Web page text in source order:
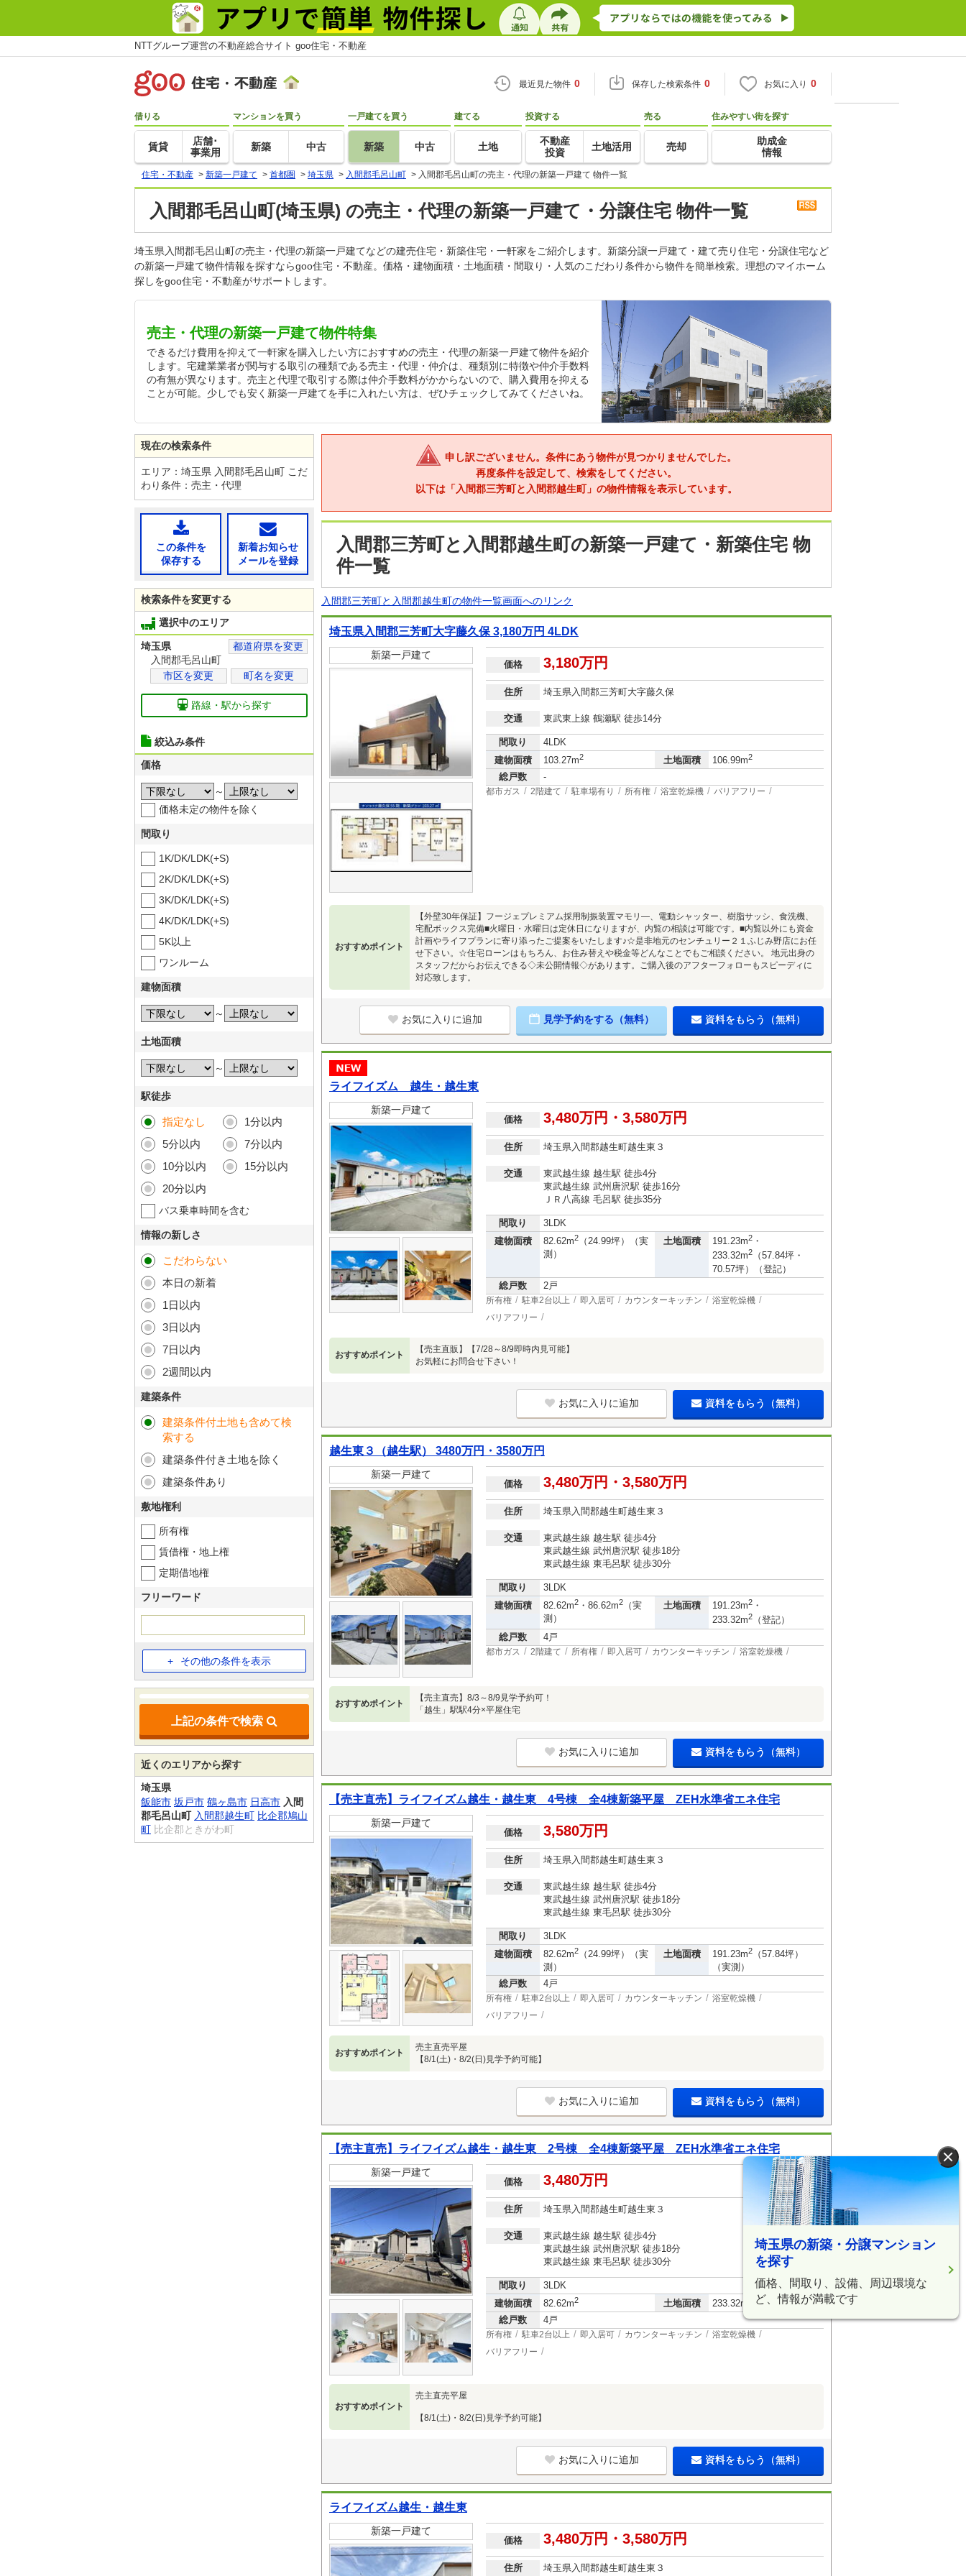
NTTグループ運営の不動産総合サイト goo住宅・不動産
最近見た物件 0 保存した検索条件 0 お気に入り 0
借りる
賃貸
店舗･
事業用
マンションを買う
新築 中古
一戸建てを買う
新築 中古
建てる
土地
投資する
不動産
投資
土地活用
売る
売却
住みやすい街を探す
助成金
情報
住宅・不動産 > 新築一戸建て > 首都圏 > 埼玉県 > 入間郡毛呂山町 > 入間郡毛呂山町の売主・代理の新築一戸建て 物件一覧
入間郡毛呂山町(埼玉県) の売主・代理の新築一戸建て・分譲住宅 物件一覧
埼玉県入間郡毛呂山町の売主・代理の新築一戸建てなどの建売住宅・新築住宅・一軒家をご紹介します。新築分譲一戸建て・建て売り住宅・分譲住宅など
の新築一戸建て物件情報を探すならgoo住宅・不動産。価格・建物面積・土地面積・間取り・人気のこだわり条件から物件を簡単検索。理想のマイホーム
探しをgoo住宅・不動産がサポートします。
売主・代理の新築一戸建て物件特集
できるだけ費用を抑えて一軒家を購入したい方におすすめの売主・代理の新築一戸建て物件を紹介
します。宅建業業者が関与する取引の種類である売主・代理・仲介は、種類別に特徴や仲介手数料
の有無が異なります。売主と代理で取引する際は仲介手数料がかからないので、購入費用を抑える
ことが可能。少しでも安く新築一戸建てを手に入れたい方は、ぜひチェックしてみてくださいね。
申し訳ございません。条件にあう物件が見つかりませんでした。
再度条件を設定して、検索をしてください。
以下は「入間郡三芳町と入間郡越生町」の物件情報を表示しています。
入間郡三芳町と入間郡越生町の新築一戸建て・新築住宅 物
件一覧
入間郡三芳町と入間郡越生町の物件一覧画面へのリンク
埼玉県入間郡三芳町大字藤久保 3,180万円 4LDK
新築一戸建て
価格 3,180万円
住所 埼玉県入間郡三芳町大字藤久保
交通 東武東上線 鶴瀬駅 徒歩14分
間取り
4LDK
建物面積
103.27m2 土地面積 106.99m2
総戸数 -
都市ガス 2階建て 駐車場有り 所有権 浴室乾燥機 バリアフリー
おすすめポイント
【外壁30年保証】フージェプレミアム採用制振装置マモリ―、電動シャッター、樹脂サッシ、食洗機、
宅配ボックス完備■火曜日・水曜日は定休日になりますが、内覧の相談は可能です。■内覧以外にも資金
計画やライフプランに寄り添ったご提案をいたします♪☆是非地元のセンチュリー２１ふじみ野店にお任
せ下さい。☆住宅ローンはもちろん、お住み替えや税金等どんなことでもご相談ください。 地元出身の
スタッフだからお伝えできる◇未公開情報◇があります。ご購入後のアフターフォローもスピーディに
対応致します。
お気に入りに追加 見学予約をする（無料） 資料をもらう（無料）
ライフイズム 越生・越生東
新築一戸建て
価格 3,480万円・3,580万円
住所 埼玉県入間郡越生町越生東３
交通
東武越生線 越生駅 徒歩4分
東武越生線 武州唐沢駅 徒歩16分
ＪＲ八高線 毛呂駅 徒歩35分
間取り
3LDK
建物面積
82.62m2
（24.99坪）（実
測）
土地面積 191.23m2 ・
233.32m2
（57.84坪・
70.57坪）（登記）
総戸数
2戸
所有権 駐車2台以上 即入居可 カウンターキッチン
浴室乾燥機
バリアフリー
おすすめポイント
【売主直販】【7/28～8/9即時内見可能】
お気軽にお問合せ下さい！
お気に入りに追加 資料をもらう（無料）
越生東３（越生駅） 3480万円・3580万円
新築一戸建て
価格 3,480万円・3,580万円
住所 埼玉県入間郡越生町越生東３
交通
東武越生線 越生駅 徒歩4分
東武越生線 武州唐沢駅 徒歩18分
東武越生線 東毛呂駅 徒歩30分
間取り
3LDK
建物面積
82.62m2 ・86.62m2
（実
測）
土地面積 191.23m2 ・
233.32m2
（登記）
総戸数
4戸
都市ガス 2階建て 所有権 即入居可 カウンターキッチン 浴室乾燥機
おすすめポイント
【売主直売】8/3～8/9見学予約可！
「越生」駅駅4分×平屋住宅
お気に入りに追加 資料をもらう（無料）
【売主直売】ライフイズム越生・越生東 4号棟 全4棟新築平屋 ZEH水準省エネ住宅
新築一戸建て
価格 3,580万円
住所 埼玉県入間郡越生町越生東３
交通
東武越生線 越生駅 徒歩4分
東武越生線 武州唐沢駅 徒歩18分
東武越生線 東毛呂駅 徒歩30分
間取り
3LDK
建物面積
82.62m2
（24.99坪）（実
測）
土地面積 191.23m2
（57.84坪）
（実測）
総戸数
4戸
所有権 駐車2台以上 即入居可 カウンターキッチン
浴室乾燥機
バリアフリー
おすすめポイント
売主直売平屋
【8/1(土)・8/2(日)見学予約可能】
お気に入りに追加 資料をもらう（無料）
【売主直売】ライフイズム越生・越生東 2号棟 全4棟新築平屋 ZEH水準省エネ住宅
新築一戸建て
価格 3,480万円
住所 埼玉県入間郡越生町越生東３
交通
東武越生線 越生駅 徒歩4分
東武越生線 武州唐沢駅 徒歩18分
東武越生線 東毛呂駅 徒歩30分
間取り
3LDK
建物面積
82.62m2 土地面積 233.32m
総戸数 4戸
所有権 駐車2台以上 即入居可 カウンターキッチン
浴室乾燥機
バリアフリー
おすすめポイント
売主直売平屋
【8/1(土)・8/2(日)見学予約可能】
お気に入りに追加 資料をもらう（無料）
ライフイズム越生・越生東
新築一戸建て
価格 3,480万円・3,580万円
住所 埼玉県入間郡越生町越生東３
×
埼玉県の新築・分譲マンション
を探す
価格、間取り、設備、周辺環境な
ど、情報が満載です
現在の検索条件
エリア：埼玉県 入間郡毛呂山町 こだ
わり条件：売主・代理
この条件を
保存する
新着お知らせ
メールを登録
検索条件を変更する
選択中のエリア
埼玉県
都道府県を変更
入間郡毛呂山町
市区を変更
町名を変更
路線・駅から探す
絞込み条件
価格
～
価格未定の物件を除く
間取り
1K/DK/LDK(+S)
2K/DK/LDK(+S)
3K/DK/LDK(+S)
4K/DK/LDK(+S)
5K以上
ワンルーム
建物面積
～
土地面積
～
駅徒歩
指定なし
1分以内
5分以内
7分以内
10分以内
15分以内
20分以内
バス乗車時間を含む
情報の新しさ
こだわらない
本日の新着
1日以内
3日以内
7日以内
2週間以内
建築条件
建築条件付土地も含めて検
索する
建築条件付き土地を除く
建築条件あり
敷地権利
所有権
賃借権・地上権
定期借地権
フリーワード
その他の条件を表示
上記の条件で検索
近くのエリアから探す
埼玉県
飯能市 坂戸市 鶴ヶ島市 日高市 入間
郡毛呂山町 入間郡越生町 比企郡鳩山
町 比企郡ときがわ町